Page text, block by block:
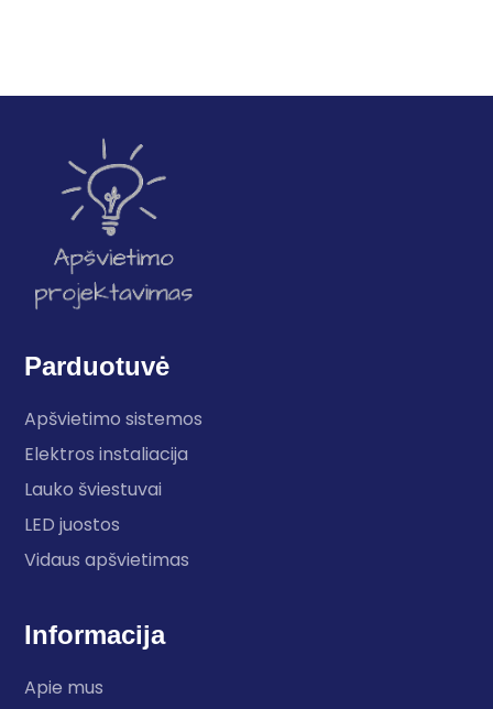
Parduotuvė
Apšvietimo sistemos
Elektros instaliacija
Lauko šviestuvai
LED juostos
Vidaus apšvietimas
Informacija
Apie mus